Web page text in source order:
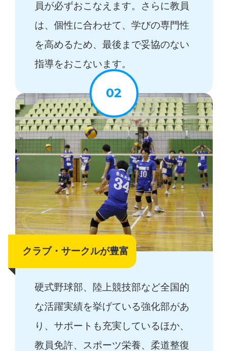
員が必ずおこなえます。さらに教員
は、個性に合わせて、学びの専門性
を高めるため、最後まで妥協のない
指導をおこないます。
クラブ・サークルが豊富
硬式野球部、陸上競技部など全国的
な活躍実績を挙げている強化部があ
り、サポートも充実しているほか、
教員免許、スポーツ栄養、柔道整復